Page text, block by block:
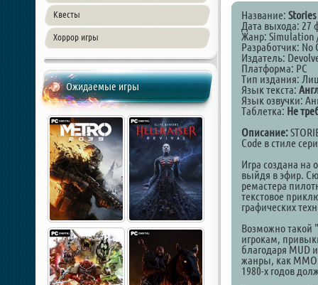
Квесты
Хоррор игры
Ожидаемые игры
Название:
Дата выхода: 27
Жанр: Simulation
Разработчик: No
Издатель:
Платформа: PC
Тип издания:
Язык текста:
Язык озвучки:
Таблетка: Не
Описание:
Code в стиле
Игра создана на
выйдя в эфир.
ремастера
текстовое
графических
Возможно такой
игрокам,
благодаря
жанры, как
1980-х годов